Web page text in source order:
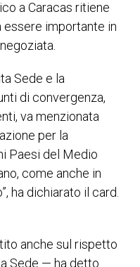
a Caracas ritiene
essere importante in
Sede e la
di convergenza,
va menzionata
per la
Paesi del Medio
come anche in
ha dichiarato il card.
anche sul rispetto
Sede — ha detto